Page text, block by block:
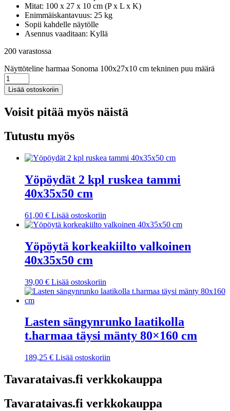
Mitat: 100 x 27 x 10 cm (P x L x K)
Enimmäiskantavuus: 25 kg
Sopii kahdelle näytölle
Asennus vaaditaan: Kyllä
200 varastossa
Näyttöteline harmaa Sonoma 100x27x10 cm tekninen puu määrä
Lisää ostoskoriin
Voisit pitää myös näistä
Tutustu myös
Yöpöydät 2 kpl ruskea tammi
40x35x50 cm
61,00 € Lisää ostoskoriin
Yöpöytä korkeakiilto valkoinen
40x35x50 cm
39,00 € Lisää ostoskoriin
Lasten sängynrunko laatikolla
t.harmaa täysi mänty 80×160 cm
189,25 € Lisää ostoskoriin
Tavarataivas.fi verkkokauppa
Tavarataivas.fi verkkokauppa